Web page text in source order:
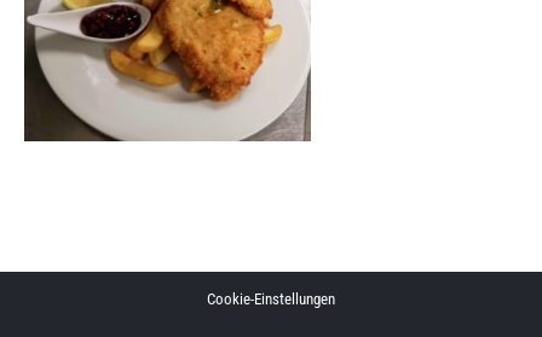
Cookie-Einstellungen